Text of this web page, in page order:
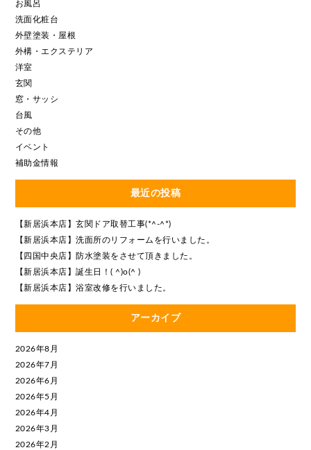
お風呂
洗面化粧台
外壁塗装・屋根
外構・エクステリア
洋室
玄関
窓・サッシ
台風
その他
イベント
補助金情報
最近の投稿
【新居浜本店】玄関ドア取替工事(*^-^*)
【新居浜本店】洗面所のリフォームを行いました。
【四国中央店】防水塗装をさせて頂きました。
【新居浜本店】誕生日！( ^)o(^ )
【新居浜本店】浴室改修を行いました。
アーカイブ
2026年8月
2026年7月
2026年6月
2026年5月
2026年4月
2026年3月
2026年2月